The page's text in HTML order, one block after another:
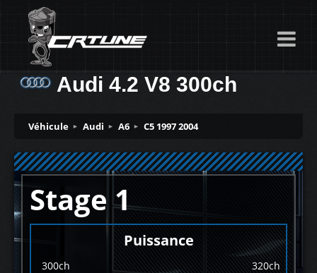
Audi 4.2 V8 300ch
Véhicule Audi A6 C5 1997 2004
Stage 1
Puissance
300ch 320ch